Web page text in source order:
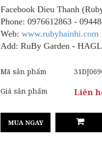
Facebook Dieu Thanh
Phone: 0976612863 -
Web:www.rubyhainhi.com
Add: RuBy Garden -
Mã sản phẩm
Giá sản phẩm Liên
MUA NGAY